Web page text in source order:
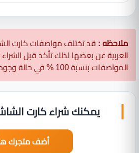
ملاحظه : قد تختلف مواصفات كارت
العربية عن بعضها لذلك تأكد قبل
المواصفات بنسبة 100 % في حالة وجود اخطاء اتصل بنا.
يمكنك شراء كارت
أضف متجرك